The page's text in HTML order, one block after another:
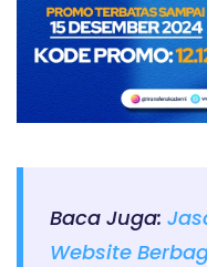
Baca Juga:
Website